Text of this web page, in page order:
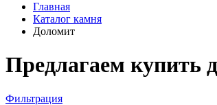
Главная
Каталог камня
Доломит
Предлагаем купить
Фильтрация